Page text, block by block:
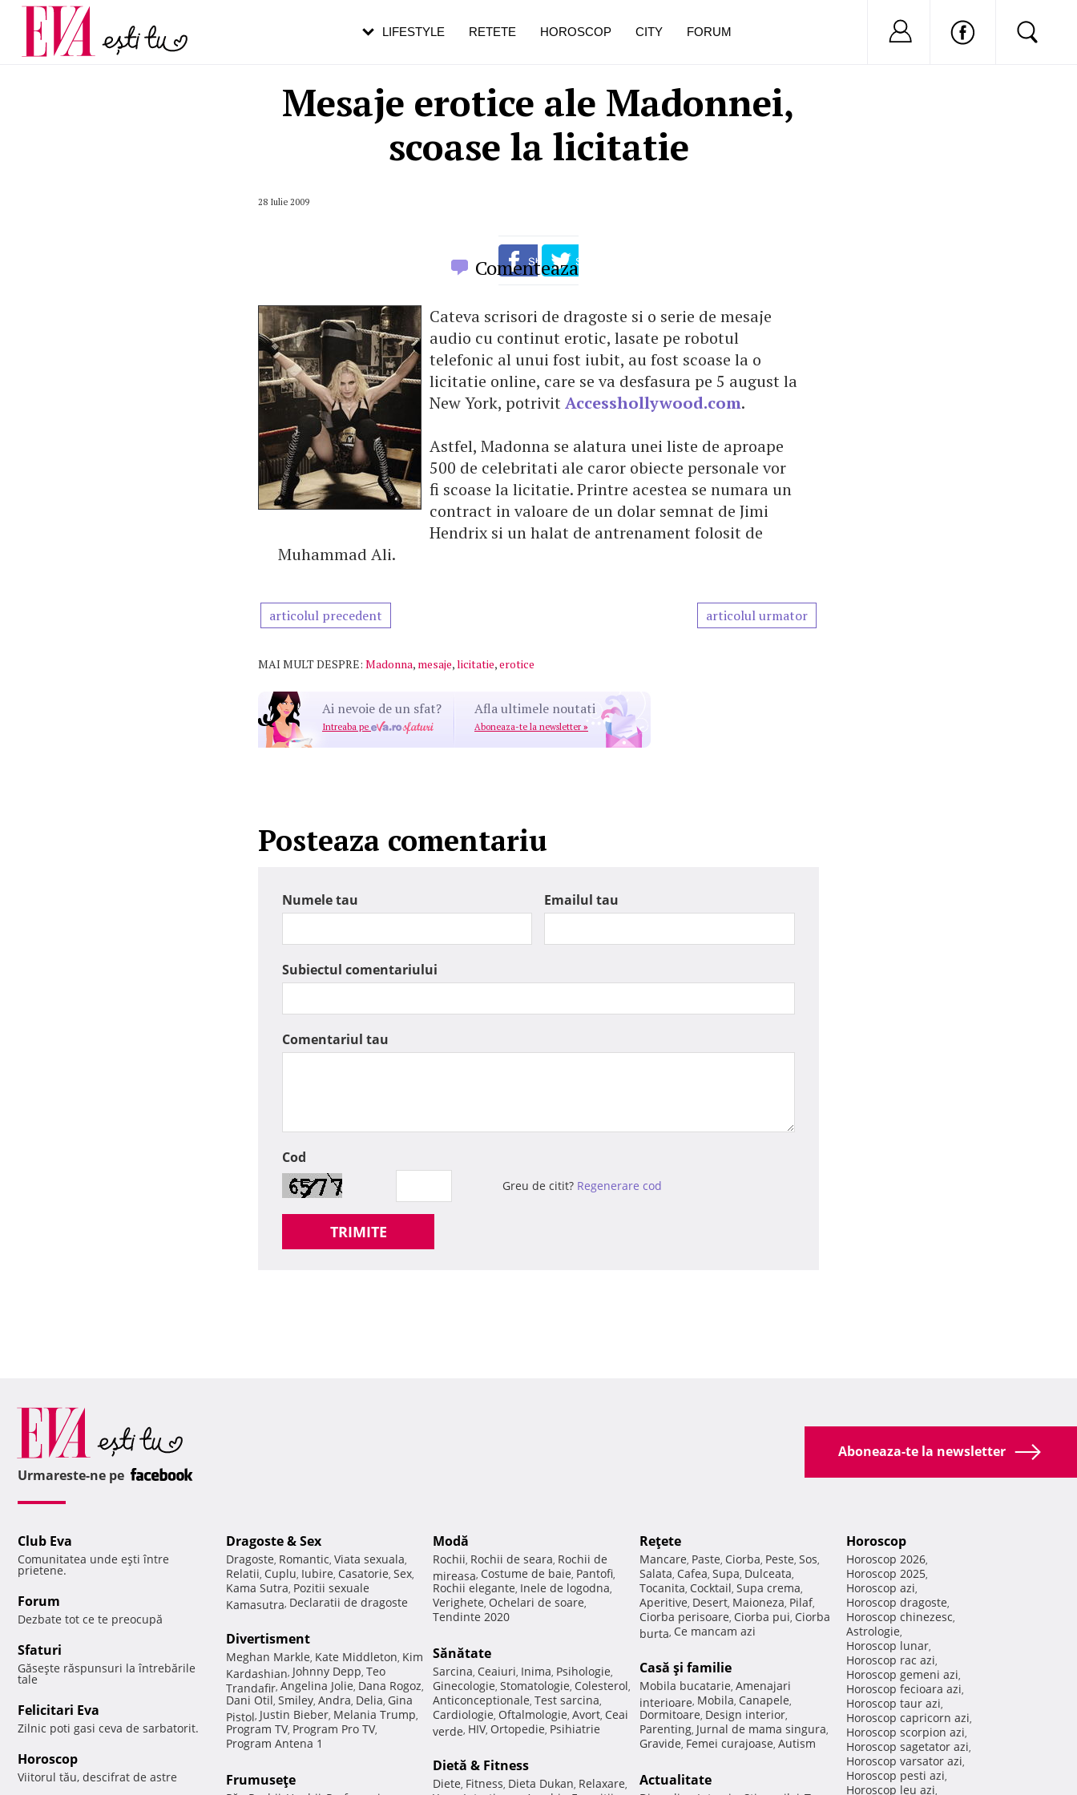
Mesaje erotice ale Madonnei,
scoase la licitatie
28 Iulie 2009
Comenteaza
Cateva scrisori de dragoste si o serie de mesaje
audio cu continut erotic, lasate pe robotul
telefonic al unui fost iubit, au fost scoase la o
licitatie online, care se va desfasura pe 5 august la
New York, potrivitAccesshollywood.com.
Astfel, Madonna se alatura unei liste de aproape
500 de celebritati ale caror obiecte personale vor
fi scoase la licitatie. Printre acestea se numara un
contract in valoare de un dolar semnat de Jimi
Hendrix si un halat de antrenament folosit de
Muhammad Ali.
articolul precedent articolul urmator
MAI MULT DESPRE: Madonna, mesaje,licitatie,erotice
Ai nevoie de un sfat?
Intreaba pe
Afla ultimele noutati
Aboneaza-te la newsletter »
Posteaza comentariu
Numele tau Emailul tau
Subiectul comentariului
Comentariul tau
Cod
Greu de citit? Regenerare cod
TRIMITE
LIFESTYLE RETETE HOROSCOP CITY FORUM Nu ai cont?
Carieră
Actualitate
pe măsură ce înaintezi în vârstă
Aboneaza-te la newsletter
Urmareste-ne pe
Club Eva
Comunitatea unde eşti între
prietene.
Forum
Dezbate tot ce te preocupă
Sfaturi
Găseşte răspunsuri la întrebările
tale
Felicitari Eva
Zilnic poti gasi ceva de sarbatorit.
Horoscop
Viitorul tău, descifrat de astre
Dragoste & Sex
Dragoste, Romantic, Viata sexuala,
Relatii, Cuplu, Iubire, Casatorie, Sex,
Kama Sutra, Pozitii sexuale
Kamasutra, Declaratii de dragoste
Divertisment
Meghan Markle, Kate Middleton, Kim
Kardashian, Johnny Depp, Teo
Trandafir, Angelina Jolie, Dana Rogoz,
Dani Otil, Smiley, Andra, Delia, Gina
Pistol, Justin Bieber, Melania Trump,
Program TV, Program Pro TV,
Program Antena 1
Frumuseţe
Modă
Rochii, Rochii de seara, Rochii de
mireasa, Costume de baie, Pantofi,
Rochii elegante, Inele de logodna,
Verighete, Ochelari de soare,
Tendinte 2020
Sănătate
Sarcina, Ceaiuri, Inima, Psihologie,
Ginecologie, Stomatologie, Colesterol,
Anticonceptionale, Test sarcina,
Cardiologie, Oftalmologie, Avort, Ceai
verde, HIV, Ortopedie, Psihiatrie
Dietă & Fitness
Diete, Fitness, Dieta Dukan, Relaxare,
Reţete
Mancare, Paste, Ciorba, Peste, Sos,
Salata, Cafea, Supa, Dulceata,
Tocanita, Cocktail, Supa crema,
Aperitive, Desert, Maioneza, Pilaf,
Ciorba perisoare, Ciorba pui, Ciorba
burta, Ce mancam azi
Casă şi familie
Mobila bucatarie, Amenajari
interioare, Mobila, Canapele,
Dormitoare, Design interior,
Parenting, Jurnal de mama singura,
Gravide, Femei curajoase, Autism
Actualitate
Horoscop
Horoscop 2026,
Horoscop 2025,
Horoscop azi,
Horoscop dragoste,
Horoscop chinezesc,
Astrologie,
Horoscop lunar,
Horoscop rac azi,
Horoscop gemeni azi,
Horoscop fecioara azi,
Horoscop taur azi,
Horoscop capricorn azi,
Horoscop scorpion azi,
Horoscop sagetator azi,
Horoscop varsator azi,
Horoscop pesti azi,
Horoscop leu azi,